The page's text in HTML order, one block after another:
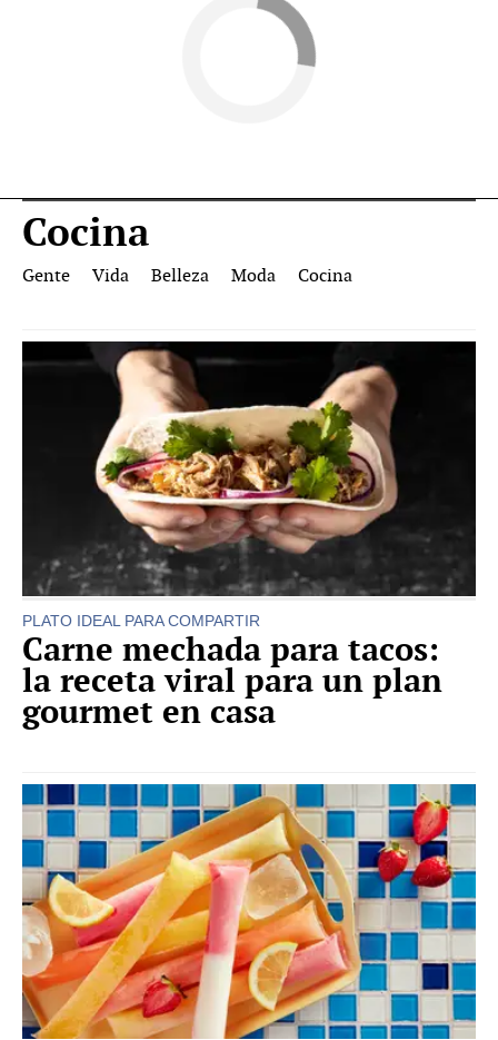
Cocina
Gente Vida Belleza Moda Cocina
PLATO IDEAL PARA COMPARTIR
Carne mechada para tacos:
la receta viral para un plan
gourmet en casa